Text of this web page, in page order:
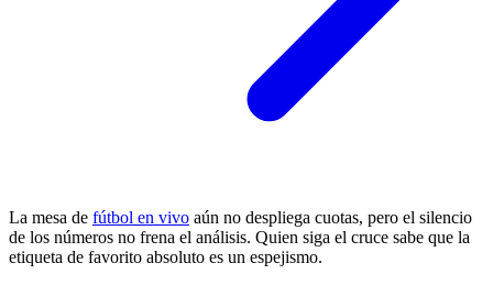
La mesa de fútbol en vivo aún no despliega cuotas, pero el silencio
de los números no frena el análisis. Quien siga el cruce sabe que la
etiqueta de favorito absoluto es un espejismo.